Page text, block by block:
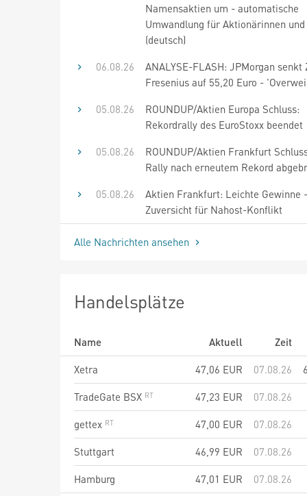
Namensaktien um - automatische
Umwandlung für Aktionärinnen
(deutsch)
06.08.26
ANALYSE-FLASH: JPMorgan senkt
Fresenius auf 55,20 Euro -
05.08.26
ROUNDUP/Aktien Europa Schluss:
Rekordrally des EuroStoxx beendet
05.08.26
ROUNDUP/Aktien Frankfurt
Rally nach erneutem Rekord
05.08.26
Aktien Frankfurt: Leichte Gewinne -
Zuversicht für Nahost-Konflikt
Alle Nachrichten ansehen
Handelsplätze
Name Aktuell
Zeit
Xetra
47,06 EUR 07.08.26
TradeGate BSX
47,23 EUR
07.08.26
gettex
47,00 EUR
07.08.26
Stuttgart
46,99 EUR
07.08.26
Hamburg
47,01 EUR 07.08.26